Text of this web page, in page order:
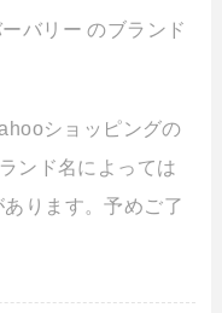
バリー のブランド
ショッピングの
ンド名によっては
ります。予めご了